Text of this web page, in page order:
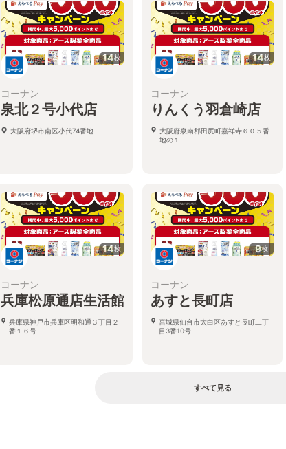
14枚
コーナン
泉北２号小代店
大阪府堺市南区小代74番地
14枚
コーナン
りんくう羽倉崎店
大阪府泉南郡田尻町嘉祥寺６０５番
地の１
14枚
コーナン
兵庫松原通店生活館
兵庫県神戸市兵庫区明和通３丁目２
番１６号
9枚
コーナン
あすと長町店
宮城県仙台市太白区あすと長町二丁
目3番10号
すべて見る